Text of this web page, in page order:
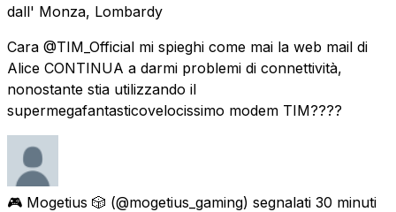
dall' Monza, Lombardy
Cara @TIM_Official mi spieghi come mai la web mail di
Alice CONTINUA a darmi problemi di connettività,
nonostante stia utilizzando il
supermegafantasticovelocissimo modem TIM????
🎮 Mogetius 🎲 (@mogetius_gaming) segnalati 30 minuti